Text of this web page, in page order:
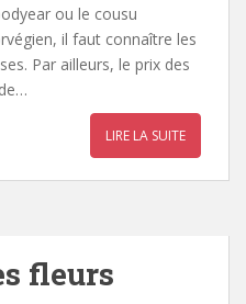
ou le cousu
il faut connaître les
Par ailleurs, le prix des
LIRE LA SUITE
fleurs